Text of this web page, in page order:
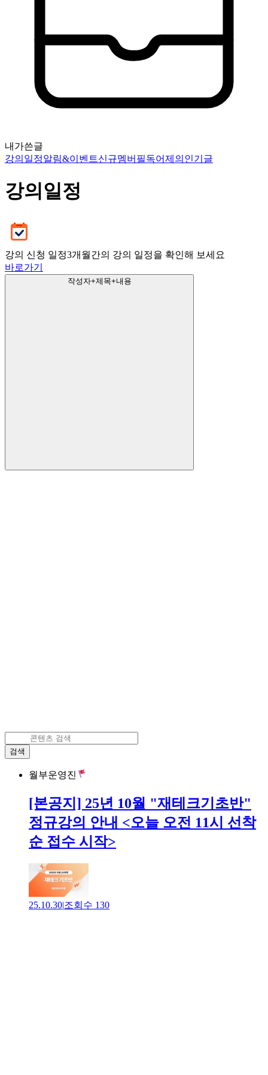
내가쓴글
강의일정알림&이벤트신규멤버필독어제의인기글
강의일정
강의 신청 일정3개월간의 강의 일정을 확인해 보세요
바로가기
작성자+제목+내용
검색
월부운영진
[본공지] 25년 10월 "재테크기초반"
정규강의 안내 <오늘 오전 11시 선착
순 접수 시작>
25.10.30|조회수 130